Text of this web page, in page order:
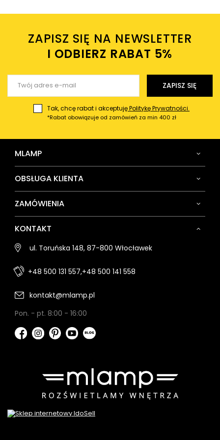
Twoje imię
Twój email
ZAPISZ SIĘ NA NEWSLETTER
I ODBIERZ RABAT 5%ㅤ
ZAPISZ SIĘ
Tak, chcę rabat i akceptujęPolitykę Prywatności.
*Rabat obowiązuje od zamówień za min 400 zł
MLAMP
OBSŁUGA KLIENTA
ZAMÓWIENIA
KONTAKT
ul. Toruńska 148, 87-800 Włocławek
+48 500 131 557,+48 500 141 558
kontakt@mlamp.pl
Pon. - pt. 8:00 - 16:00